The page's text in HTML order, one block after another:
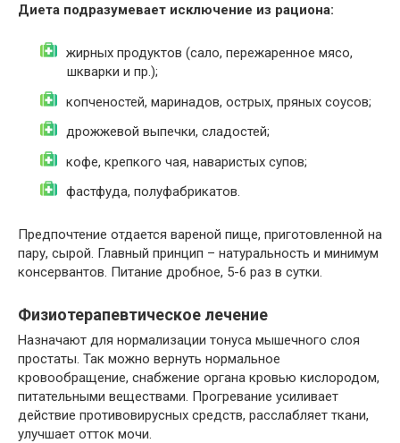
Диета подразумевает исключение из рациона:
жирных продуктов (сало, пережаренное мясо,
шкварки и пр.);
копченостей, маринадов, острых, пряных соусов;
дрожжевой выпечки, сладостей;
кофе, крепкого чая, наваристых супов;
фастфуда, полуфабрикатов.
Предпочтение отдается вареной пище, приготовленной на
пару, сырой. Главный принцип – натуральность и минимум
консервантов. Питание дробное, 5-6 раз в сутки.
Физиотерапевтическое лечение
Назначают для нормализации тонуса мышечного слоя
простаты. Так можно вернуть нормальное
кровообращение, снабжение органа кровью кислородом,
питательными веществами. Прогревание усиливает
действие противовирусных средств, расслабляет ткани,
улучшает отток мочи.